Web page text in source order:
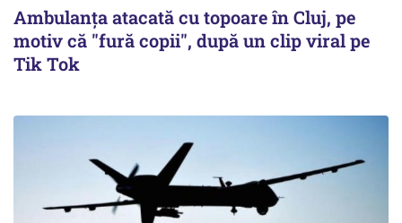
Ambulanța atacată cu topoare în Cluj, pe
motiv că "fură copii", după un clip viral pe
Tik Tok